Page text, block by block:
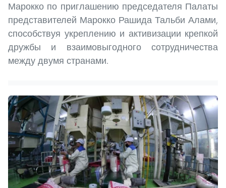
Марокко по приглашению председателя Палаты
представителей Марокко Рашида Тальби Алами,
способствуя укреплению и активизации крепкой
дружбы и взаимовыгодного сотрудничества
между двумя странами.